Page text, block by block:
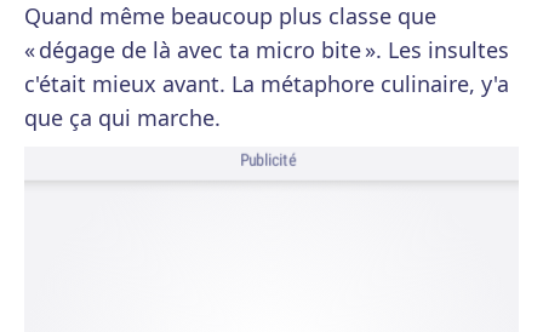
Quand même beaucoup plus classe que
« dégage de là avec ta micro bite ». Les insultes
c'était mieux avant. La métaphore culinaire, y'a
que ça qui marche.
Publicité